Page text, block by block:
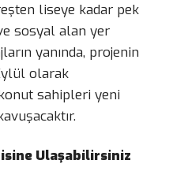
liseye kadar pek
sosyal alan yer
yanında, projenin
olarak
sahipleri yeni
Ulaşabilirsiniz